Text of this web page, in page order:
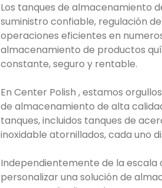
Los tanques de almacenamiento
suministro confiable, regulación
operaciones eficientes en
almacenamiento de productos
constante, seguro y rentable.
En Center Polish , estamos
de almacenamiento de alta
tanques, incluidos tanques de
inoxidable atornillados, cada uno
Independientemente de la escala
personalizar una solución de